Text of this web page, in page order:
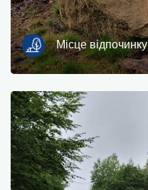
Місце відпочинку